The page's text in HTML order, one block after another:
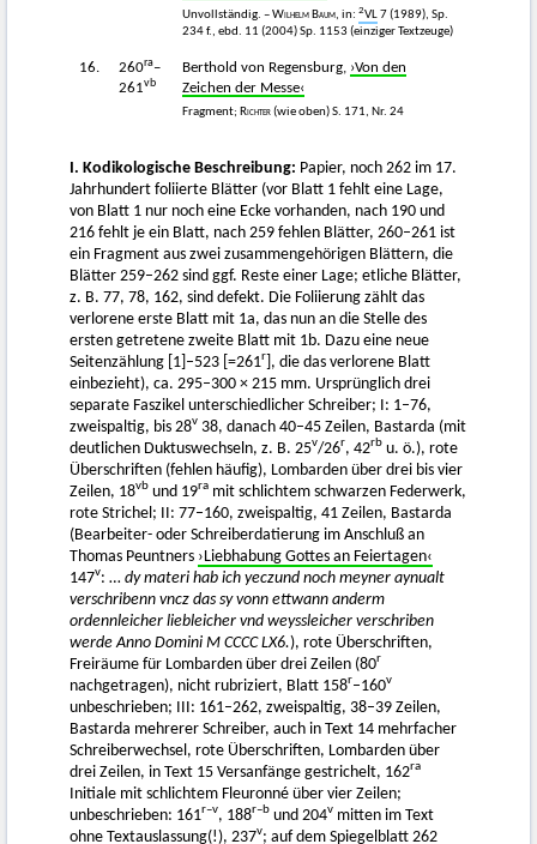
Unvollständig. –Wilhelm Baum, in: 2VL7 (1989), Sp.
234 f., ebd. 11 (2004) Sp. 1153 (einziger Textzeuge)
16. 260ra–
261vb
Berthold von Regensburg, ›Von den
Zeichen der Messe‹
Fragment; Richter(wie oben) S. 171, Nr. 24
I. Kodikologische Beschreibung: Papier, noch 262 im 17.
Jahrhundert foliierte Blätter (vor Blatt 1 fehlt eine Lage,
von Blatt 1 nur noch eine Ecke vorhanden, nach 190 und
216 fehlt je ein Blatt, nach 259 fehlen Blätter, 260–261 ist
ein Fragment aus zwei zusammengehörigen Blättern, die
Blätter 259–262 sind ggf. Reste einer Lage; etliche Blätter,
z. B. 77, 78, 162, sind defekt. Die Foliierung zählt das
verlorene erste Blatt mit 1a, das nun an die Stelle des
ersten getretene zweite Blatt mit 1b. Dazu eine neue
Seitenzählung [1]–523 [=261r ], die das verlorene Blatt
einbezieht), ca. 295–300 × 215 mm. Ursprünglich drei
separate Faszikel unterschiedlicher Schreiber; I: 1–76,
zweispaltig, bis 28v 38, danach 40–45 Zeilen, Bastarda (mit
deutlichen Duktuswechseln, z. B. 25v/26r, 42rb u. ö.), rote
Überschriften (fehlen häufig), Lombarden über drei bis vier
Zeilen, 18vb und 19ra mit schlichtem schwarzen Federwerk,
rote Strichel; II: 77–160, zweispaltig, 41 Zeilen, Bastarda
(Bearbeiter- oder Schreiberdatierung im Anschluß an
Thomas Peuntners ›Liebhabung Gottes an Feiertagen‹
147v: … dy materi hab ich yeczund noch meyner aynualt
verschribenn vncz das sy vonn ettwann anderm
ordennleicher liebleicher vnd weyssleicher verschriben
werde Anno Domini M CCCC LX6.), rote Überschriften,
Freiräume für Lombarden über drei Zeilen (80r
nachgetragen), nicht rubriziert, Blatt 158r–160v
unbeschrieben; III: 161–262, zweispaltig, 38–39 Zeilen,
Bastarda mehrerer Schreiber, auch in Text 14 mehrfacher
Schreiberwechsel, rote Überschriften, Lombarden über
drei Zeilen, in Text 15 Versanfänge gestrichelt, 162ra
Initiale mit schlichtem Fleuronné über vier Zeilen;
unbeschrieben: 161r–v, 188r–b und 204v mitten im Text
ohne Textauslassung(!), 237v; auf dem Spiegelblatt 262